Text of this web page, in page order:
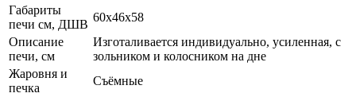
Габариты
печи см, ДШВ
60x46x58
Описание
печи, см
Изготаливается индивидуально, усиленная, с
зольником и колосником на дне
Жаровня и
печка
Съёмные